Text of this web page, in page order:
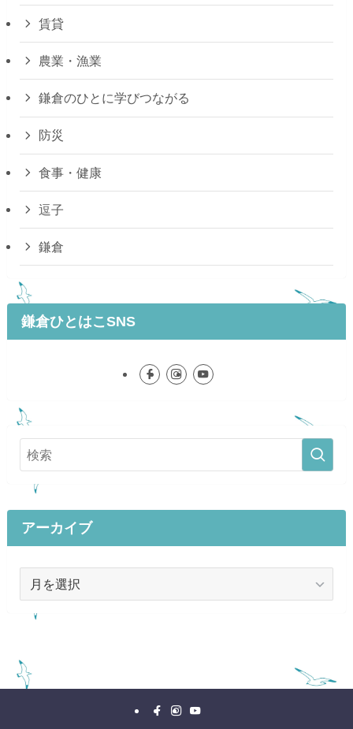
賃貸
農業・漁業
鎌倉のひとに学びつながる
防災
食事・健康
逗子
鎌倉
鎌倉ひとはこSNS
アーカイブ